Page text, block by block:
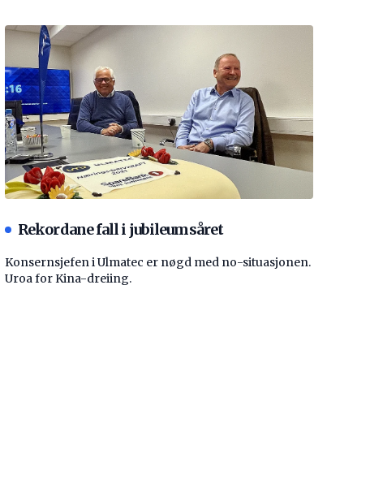
Rekordane fall i jubileumsåret
Konsernsjefen i Ulmatec er nøgd med no-situasjonen.
Uroa for Kina-dreiing.